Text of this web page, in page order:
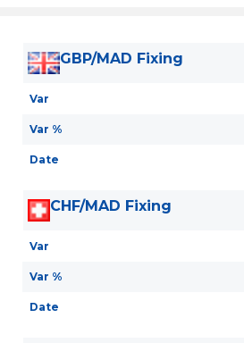
GBP/MAD Fixing
Var
Var %
Date
CHF/MAD Fixing
Var
Var %
Date